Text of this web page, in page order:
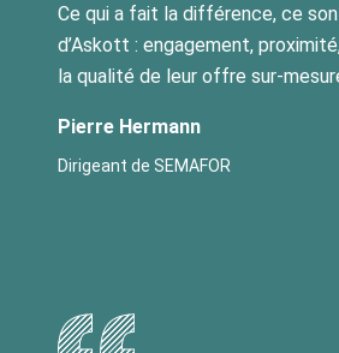
Ce qui a fait la différence, ce
d’Askott : engagement,
la qualité de leur offre sur-
Pierre Hermann
Dirigeant de SEMAFOR